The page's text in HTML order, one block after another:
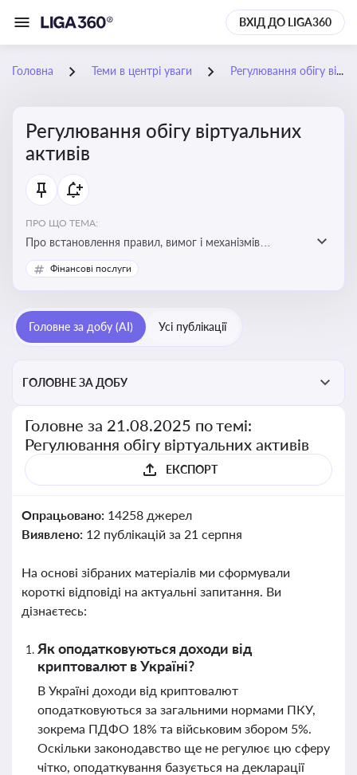
ВХІД ДО LIGA360
Головна Теми в центрі уваги Регулювання обігу віртуальних активів
Регулювання обігу віртуальних
активів
ПРО ЩО ТЕМА:
Про встановлення правил, вимог і механізмів
контролю за використанням, обігом та
оподаткуванням віртуальних активів, таких як
Фінансові послуги
Головне за добу (AI) Усі публікації
ГОЛОВНЕ ЗА ДОБУ
Головне за 21.08.2025 по темі:
Регулювання обігу віртуальних активів
ЕКСПОРТ
Опрацьовано: 14258 джерел
Виявлено: 12 публікацій за 21 серпня
На основі зібраних матеріалів ми сформували
короткі відповіді на актуальні запитання. Ви
дізнаєтесь:
Як оподатковуються доходи від
криптовалют в Україні?
В Україні доходи від криптовалют
оподатковуються за загальними нормами ПКУ,
зокрема ПДФО 18% та військовим збором 5%.
Оскільки законодавство ще не регулює цю сферу
чітко, оподаткування базується на декларації